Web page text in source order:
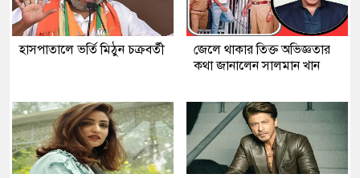
হাসপাতালে ভর্তি মিঠুন চক্রবর্তী
জেলে থাকার তিক্ত অভিজ্ঞতার
কথা জানালেন সালমান খান